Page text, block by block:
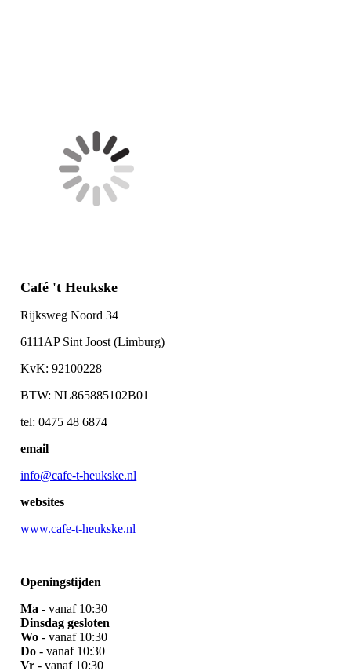
Café 't Heukske
Rijksweg Noord 34
6111AP Sint Joost (Limburg)
KvK: 92100228
BTW: NL865885102B01
tel: 0475 48 6874
email
info@cafe-t-heukske.nl
websites
www.cafe-t-heukske.nl
Openingstijden
Ma - vanaf 10:30
Dinsdag gesloten
Wo - vanaf 10:30
Do - vanaf 10:30
Vr - vanaf 10:30